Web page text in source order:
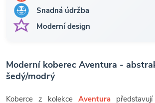
Snadná údržba
Moderní design
Moderní koberec Aventura -
šedý/modrý
Koberce z kolekce Aventura